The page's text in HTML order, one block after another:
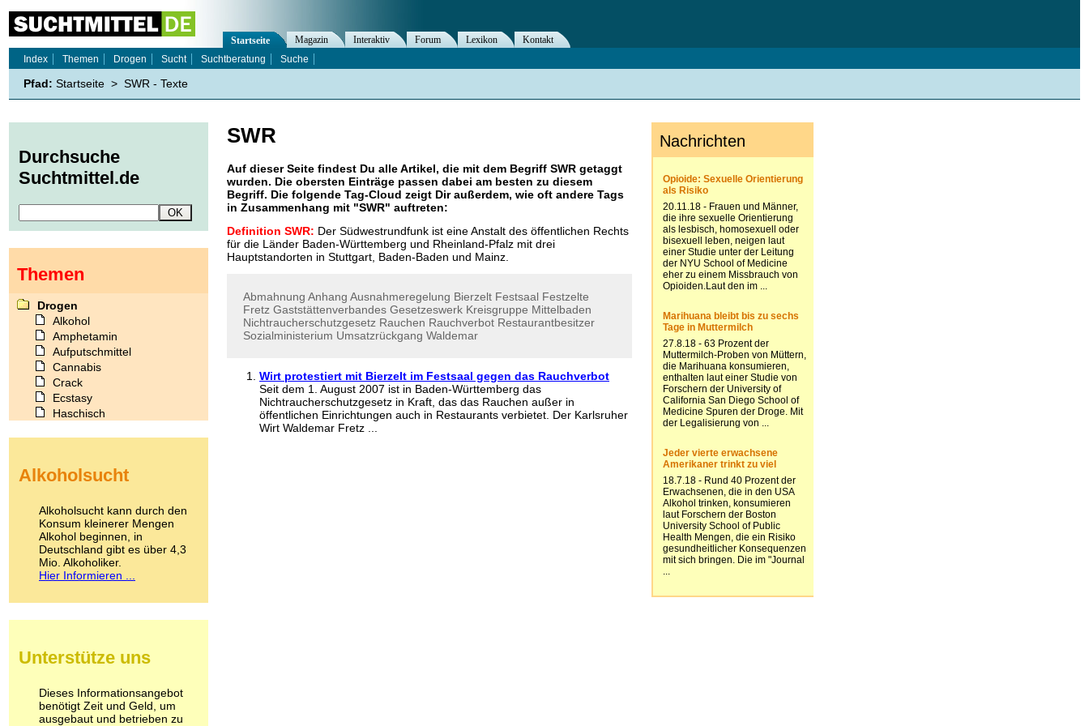
SWR
Auf dieser Seite findest Du alle Artikel, die mit dem Begriff SWR getaggt
wurden. Die obersten Einträge passen dabei am besten zu diesem
Begriff. Die folgende Tag-Cloud zeigt Dir außerdem, wie oft andere Tags
in Zusammenhang mit "SWR" auftreten:
Definition SWR: Der Südwestrundfunk ist eine Anstalt des öffentlichen Rechts
für die Länder Baden-Württemberg und Rheinland-Pfalz mit drei
Hauptstandorten in Stuttgart, Baden-Baden und Mainz.
Abmahnung Anhang Ausnahmeregelung Bierzelt Festsaal Festzelte
Fretz Gaststättenverbandes Gesetzeswerk Kreisgruppe Mittelbaden
Nichtraucherschutzgesetz Rauchen Rauchverbot Restaurantbesitzer
Sozialministerium Umsatzrückgang Waldemar
Wirt protestiert mit Bierzelt im Festsaal gegen das Rauchverbot
Seit dem 1. August 2007 ist in Baden-Württemberg das
Nichtraucherschutzgesetz in Kraft, das das Rauchen außer in
öffentlichen Einrichtungen auch in Restaurants verbietet. Der Karlsruher
Wirt Waldemar Fretz ...
Startseite Magazin Interaktiv Forum Lexikon
Kontakt
Index
Themen Drogen Sucht Suchtberatung Suche
Pfad: Startseite > SWR - Texte
Durchsuche
Suchtmittel.de
Themen
Drogen
Alkohol
Amphetamin
Aufputschmittel
Cannabis
Crack
Ecstasy
Haschisch
Kokain
LSD
Marihuana
Medikamente
Meskalin
Metamphetamin
Methadon
Pilze
Psychopharmaka
Schlafmittel
Schmerzmittel
Alkoholsucht
Alkoholsucht kann durch den
Konsum kleinerer Mengen
Alkohol beginnen, in
Deutschland gibt es über 4,3
Mio. Alkoholiker.
Hier Informieren ...
Unterstütze uns
Dieses Informationsangebot
benötigt Zeit und Geld, um
ausgebaut und betrieben zu